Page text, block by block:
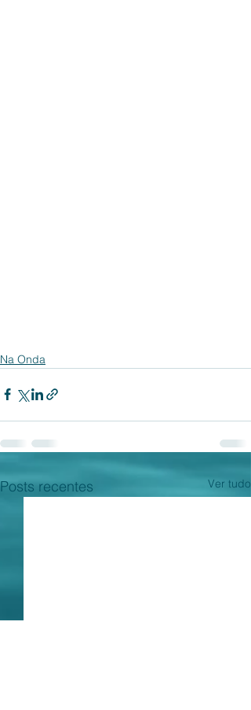
Na Onda
Posts recentes Ver tudo